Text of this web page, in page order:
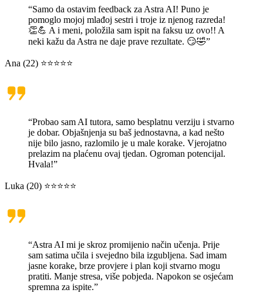
“Samo da ostavim feedback za Astra AI! Puno je
pomoglo mojoj mlađoj sestri i troje iz njenog razreda!
👏💪 A i meni, položila sam ispit na faksu uz ovo!! A
neki kažu da Astra ne daje prave rezultate. 😏🤣”
Ana (22) ⭐⭐⭐⭐⭐
“Probao sam AI tutora, samo besplatnu verziju i stvarno
je dobar. Objašnjenja su baš jednostavna, a kad nešto
nije bilo jasno, razlomilo je u male korake. Vjerojatno
prelazim na plaćenu ovaj tjedan. Ogroman potencijal.
Hvala!”
Luka (20) ⭐⭐⭐⭐⭐
“Astra AI mi je skroz promijenio način učenja. Prije
sam satima učila i svejedno bila izgubljena. Sad imam
jasne korake, brze provjere i plan koji stvarno mogu
pratiti. Manje stresa, više pobjeda. Napokon se osjećam
spremna za ispite.”